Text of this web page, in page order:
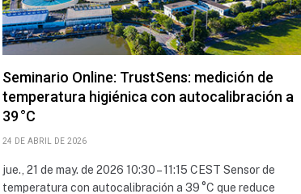
Seminario Online: TrustSens: medición de
temperatura higiénica con autocalibración a
39 °C
24 DE ABRIL DE 2026
jue., 21 de may. de 2026 10:30 – 11:15 CEST Sensor de
temperatura con autocalibración a 39 °C que reduce